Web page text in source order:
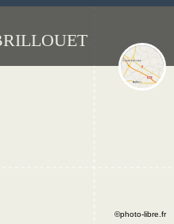
©photo-libre.fr